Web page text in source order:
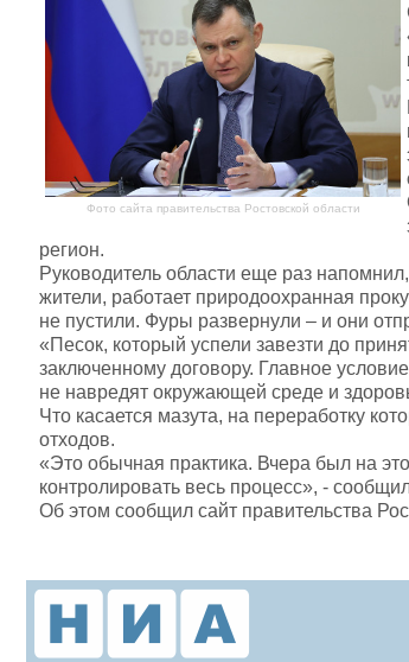
Фото сайта правительства Ростовской области
регион.
Руководитель области еще раз
жители, работает природоохранная
не пустили. Фуры развернули – и они
«Песок, который успели завезти до
заключенному договору. Главное
не навредят окружающей среде и
Что касается мазута, на переработку
отходов.
«Это обычная практика. Вчера был на
контролировать весь процесс», -
Об этом сообщил сайт правительства